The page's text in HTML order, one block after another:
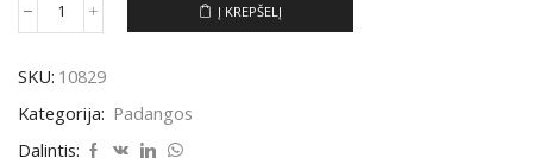
produkto
MAXXIS
BRAVO
A/T
AT771
Į KREPŠELĮ
SKU: 10829
Kategorija: Padangos
Dalintis: